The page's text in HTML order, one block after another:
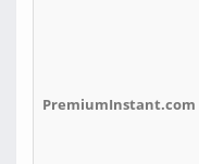
PremiumInstant.com